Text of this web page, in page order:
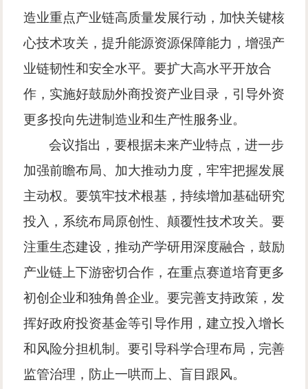
造业重点产业链高质量发展行动，加快关键核
心技术攻关，提升能源资源保障能力，增强产
业链韧性和安全水平。要扩大高水平开放合
作，实施好鼓励外商投资产业目录，引导外资
更多投向先进制造业和生产性服务业。
会议指出，要根据未来产业特点，进一步
加强前瞻布局、加大推动力度，牢牢把握发展
主动权。要筑牢技术根基，持续增加基础研究
投入，系统布局原创性、颠覆性技术攻关。要
注重生态建设，推动产学研用深度融合，鼓励
产业链上下游密切合作，在重点赛道培育更多
初创企业和独角兽企业。要完善支持政策，发
挥好政府投资基金等引导作用，建立投入增长
和风险分担机制。要引导科学合理布局，完善
监管治理，防止一哄而上、盲目跟风。